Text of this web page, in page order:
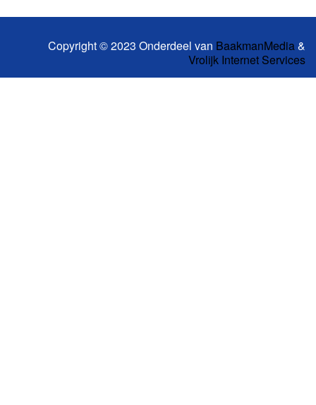
Copyright © 2023 Onderdeel van BaakmanMedia&
Vrolijk Internet Services